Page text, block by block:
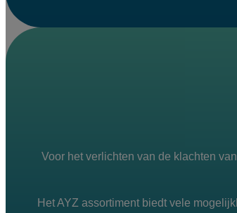
Voor het verlichten van de klachten
Het AYZ assortiment biedt vele